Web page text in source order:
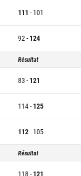
111 - 101
92- 124
Résultat
83 - 121
114- 125
112- 105
Résultat
118 - 121